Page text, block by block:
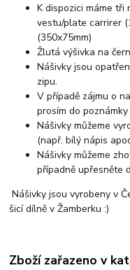
K dispozici máme tři
vestu/plate carrirer
(350x75mm)
Žlutá výšivka na
Nášivky jsou
zipu.
V případě zájmu o
prosím do
Nášivky můžeme
(např. bílý nápis
Nášivky můžeme
případně upřesněte
Nášivky jsou vyrobeny v
šicí dílně v Žamberku :)
Zboží zařazeno v